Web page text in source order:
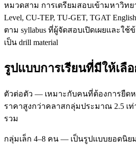
หมวดสาม การเตรียมสอบเข้ามหาวิทย
Level, CU-TEP, TU-GET, TGAT
ตาม syllabus ที่ผู้จัดสอบเปิดเผยและใช้
เป็น drill material
รูปแบบการเรียนที่มีให้เลื
ตัวต่อตัว — เหมาะกับคนที่ต้องการยืดห
ราคาสูงกว่าคลาสกลุ่มประมาณ 2.5 เท่
รวม
กลุ่มเล็ก 4–8 คน — เป็นรูปแบบยอดนิยม